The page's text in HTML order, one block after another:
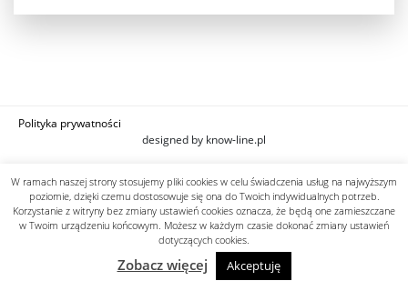
Polityka prywatności
designed by know-line.pl
W ramach naszej strony stosujemy pliki cookies w celu świadczenia usług na najwyższym
poziomie, dzięki czemu dostosowuje się ona do Twoich indywidualnych potrzeb.
Korzystanie z witryny bez zmiany ustawień cookies oznacza, że będą one zamieszczane
w Twoim urządzeniu końcowym. Możesz w każdym czasie dokonać zmiany ustawień
dotyczących cookies.
Zobacz więcej Akceptuję